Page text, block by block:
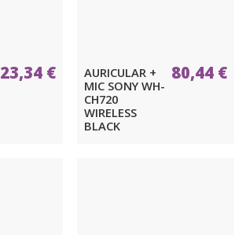
23,34 €
AURICULAR +
MIC SONY WH-
CH720
WIRELESS
BLACK
80,44 €